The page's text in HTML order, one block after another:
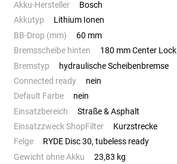
Akku-Hersteller
Bosch
Akkutyp
Lithium Ionen
BB-Drop (mm)
60 mm
Bremsscheibe hinten
180 mm Center Lock
Bremstyp
hydraulische Scheibenbremse
Connected ready
nein
Default Farbe
nein
Einsatzbereich
Straße & Asphalt
Einsatzzweck ShopFilter
Kurzstrecke
Felge
RYDE Disc 30, tubeless ready
Gewicht ohne Akku
23,83 kg